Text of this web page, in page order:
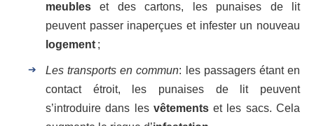
meubles et des cartons, les punaises de lit
peuvent passer inaperçues et infester un nouveau
logement ;
Les transports en commun: les passagers étant en
contact étroit, les punaises de lit peuvent
s’introduire dans les vêtementset les sacs. Cela